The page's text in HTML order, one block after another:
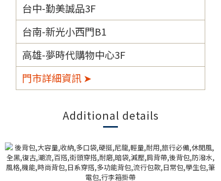
台中-勤美誠品3F
台南-新光小西門B1
高雄-夢時代購物中心3F
門市詳細資訊 ➤
Additional details